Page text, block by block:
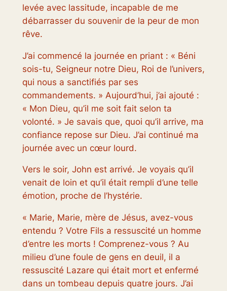
levée avec lassitude, incapable de me
débarrasser du souvenir de la peur de mon
rêve.
J’ai commencé la journée en priant : « Béni
sois-tu, Seigneur notre Dieu, Roi de l’univers,
qui nous a sanctifiés par ses
commandements. » Aujourd’hui, j’ai ajouté :
« Mon Dieu, qu’il me soit fait selon ta
volonté. » Je savais que, quoi qu’il arrive, ma
confiance repose sur Dieu. J’ai continué ma
journée avec un cœur lourd.
Vers le soir, John est arrivé. Je voyais qu’il
venait de loin et qu’il était rempli d’une telle
émotion, proche de l’hystérie.
« Marie, Marie, mère de Jésus, avez-vous
entendu ? Votre Fils a ressuscité un homme
d’entre les morts ! Comprenez-vous ? Au
milieu d’une foule de gens en deuil, il a
ressuscité Lazare qui était mort et enfermé
dans un tombeau depuis quatre jours. J’ai